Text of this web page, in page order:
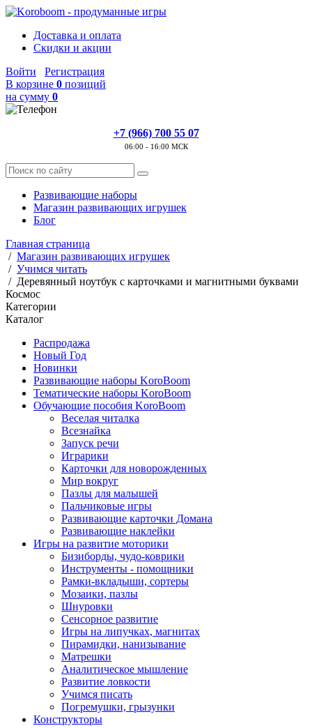
Доставка и оплата
Скидки и акции
Войти
Регистрация
В корзине 0 позиций
на сумму 0
+7 (966) 700 55 07
06:00 - 16:00 МСК
Развивающие наборы
Магазин развивающих игрушек
Блог
Главная страница
/ Магазин развивающих игрушек
/ Учимся читать
/ Деревянный ноутбук с карточками и магнитными буквами
Космос
Категории
Каталог
Распродажа
Новый Год
Новинки
Развивающие наборы KoroBoom
Тематические наборы KoroBoom
Обучающие пособия KoroBoom
Веселая читалка
Всезнайка
Запуск речи
Играрики
Карточки для новорожденных
Мир вокруг
Пазлы для малышей
Пальчиковые игры
Развивающие карточки Домана
Развивающие наклейки
Игры на развитие моторики
Бизиборды, чудо-коврики
Инструменты - помощники
Рамки-вкладыши, сортеры
Мозаики, пазлы
Шнуровки
Сенсорное развитие
Игры на липучках, магнитах
Пирамидки, нанизывание
Матрешки
Аналитическое мышление
Развитие ловкости
Учимся писать
Погремушки, грызунки
Конструкторы